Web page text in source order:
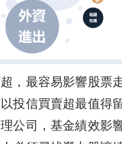
，最容易影響股票
投信買賣超最值得留
公司，基金績效影